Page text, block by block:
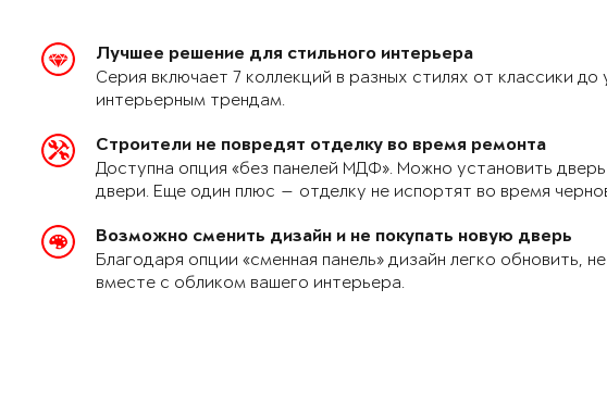
Лучшее решение для стильного интерьера
Серия включает 7 коллекций в разных стилях от классики
интерьерным трендам.
Строители не повредят отделку во время ремонта
Доступна опция «без панелей МДФ». Можно установить
двери. Еще один плюс — отделку не испортят во время
Возможно сменить дизайн и не покупать новую дверь
Благодаря опции «сменная панель» дизайн легко обновить,
вместе с обликом вашего интерьера.